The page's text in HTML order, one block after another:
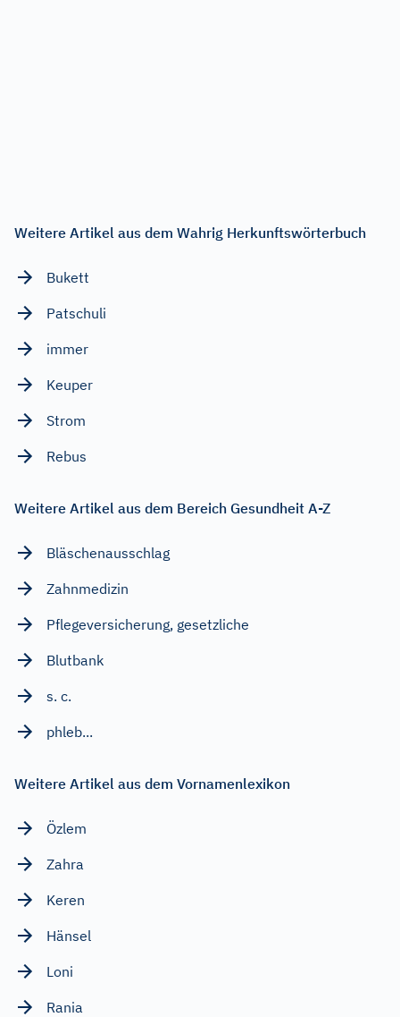
Weitere Artikel aus dem Wahrig Herkunftswörterbuch
Bukett
Patschuli
immer
Keuper
Strom
Rebus
Weitere Artikel aus dem Bereich Gesundheit A-Z
Bläschenausschlag
Zahnmedizin
Pflegeversicherung, gesetzliche
Blutbank
s. c.
phleb...
Weitere Artikel aus dem Vornamenlexikon
Özlem
Zahra
Keren
Hänsel
Loni
Rania